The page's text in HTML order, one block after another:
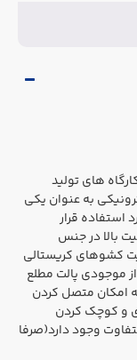
های تولید
به عنوان یکی
استفاده قرار
بالا در جنس
کشوهای کریستالی
موجودی پالت مطلع
امکان متصل کردن
و کوچک کردن
وجود دارد(صرفا